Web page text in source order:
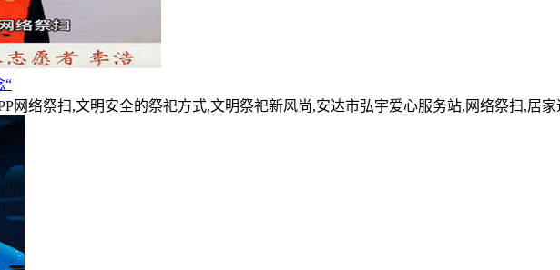
“
网络祭扫,文明安全的祭祀方式,文明祭祀新风尚,安达市弘宇爱心服务站,网络祭扫,居